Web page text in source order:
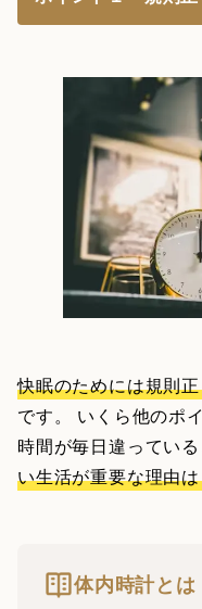
快眠のためには規則
です。 いくら他のポ
時間が毎日違ってい
い生活が重要な理由
体内時計とは